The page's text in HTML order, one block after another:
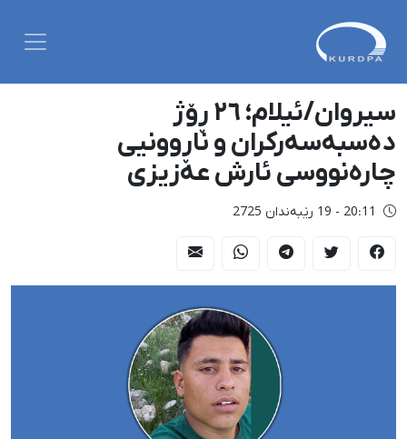
سیروان/ئیلام؛ ٢٦ ڕۆژ
دەسبەسەرکران و ناڕوونیی
چارەنووسی ئارش عەزیزی
20:11 - 19 رێبەندان 2725